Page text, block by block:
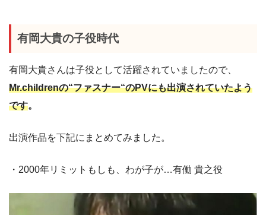
有岡大貴の子役時代
有岡大貴さんは子役として活躍されていましたので、
Mr.childrenの“ファスナー“のPVにも出演されていたよう
です。
出演作品を下記にまとめてみました。
・2000年リミットもしも、わが子が…有働 貴之役